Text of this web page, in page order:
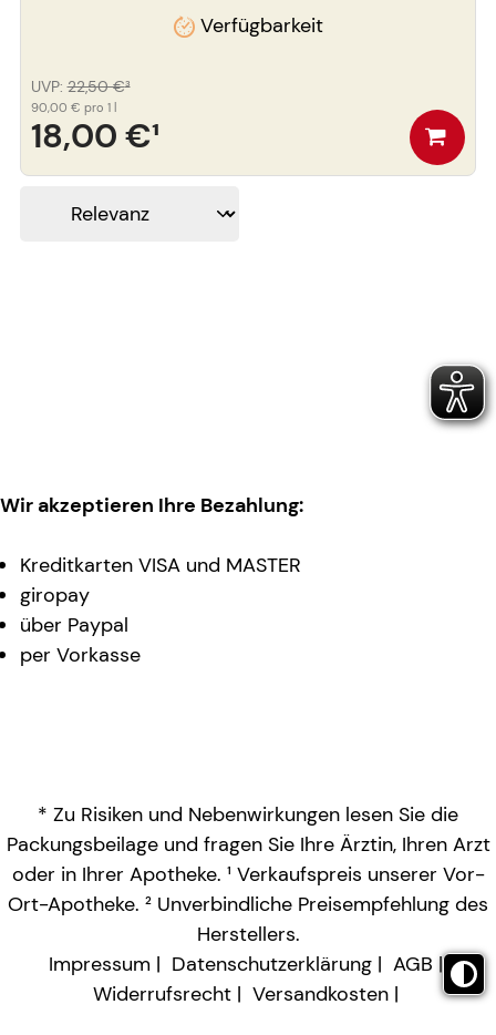
Verfügbarkeit
18,00 €¹
UVP: 22,50 €³
90,00 € pro 1 l
Wir akzeptieren Ihre Bezahlung:
Kreditkarten VISA und MASTER
giropay
über Paypal
per Vorkasse
* Zu Risiken und Nebenwirkungen lesen Sie die
Packungsbeilage und fragen Sie Ihre Ärztin, Ihren Arzt
oder in Ihrer Apotheke. ¹ Verkaufspreis unserer Vor-
Ort-Apotheke. ² Unverbindliche Preisempfehlung des
Herstellers.
Impressum
Datenschutzerklärung
AGB
Widerrufsrecht
Versandkosten